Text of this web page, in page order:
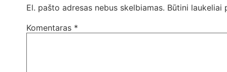
El. pašto adresas nebus skelbiamas. Būtini laukeliai
Komentaras *